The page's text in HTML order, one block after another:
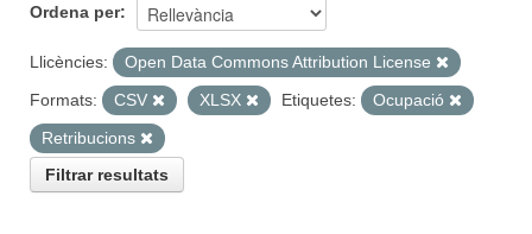
Ordena per
Llicències:
Open Data Commons Attribution License
Formats:
CSV XLSX Etiquetes:
Ocupació
Retribucions
Filtrar resultats